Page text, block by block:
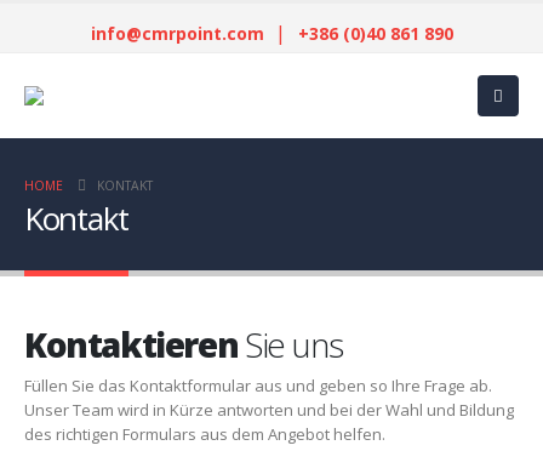
info@cmrpoint.com | +386 (0)40 861 890
HOME KONTAKT
Kontakt
KontaktierenSie uns
Füllen Sie das Kontaktformular aus und geben so Ihre Frage ab.
Unser Team wird in Kürze antworten und bei der Wahl und Bildung
des richtigen Formulars aus dem Angebot helfen.